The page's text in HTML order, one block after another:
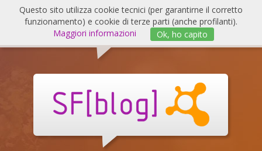
Salta
contenuto
Questo sito utilizza cookie tecnici (per garantirne il corretto
funzionamento) e cookie di terze parti (anche profilanti).
Maggiori informazioni
Ok, ho capito